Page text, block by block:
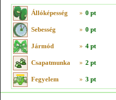
Állóképesség » 0 pt
Sebesség » 0 pt
Jármód » 4 pt
Csapatmunka » 2 pt
Fegyelem » 3 pt